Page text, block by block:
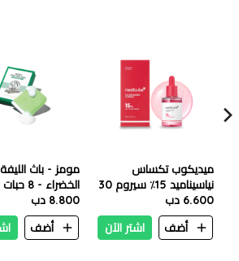
ميديكوب تكساس
نياسيناميد 15٪ سيروم 30
مل
6.600 دب
أضف
اشتر الآن
مومز - باث
الخضراء
علبه واحده
8.800 دب
أضف